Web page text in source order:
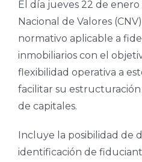
El día jueves 22 de enero
Nacional de Valores
normativo aplicable a
inmobiliarios con el
flexibilidad operativa a
facilitar su
de capitales.
Incluye la posibilidad de
identificación de